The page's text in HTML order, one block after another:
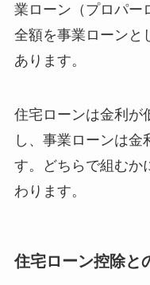
業ローン（プロパー
全額を事業ローンと
あります。
住宅ローンは金利が
し、事業ローンは
す。どちらで組むか
わります。
住宅ローン控除と